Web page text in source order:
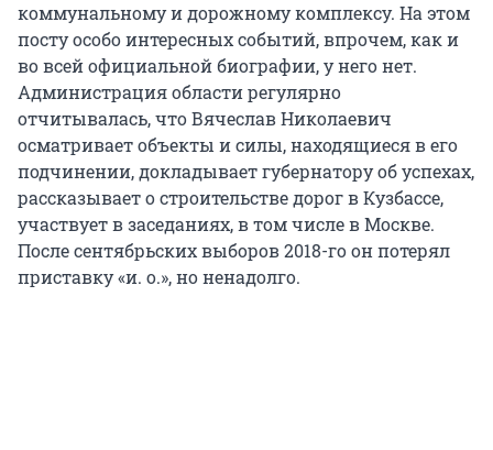
коммунальному и дорожному комплексу. На этом
посту особо интересных событий, впрочем, как и
во всей официальной биографии, у него нет.
Администрация области регулярно
отчитывалась, что Вячеслав Николаевич
осматривает объекты и силы, находящиеся в его
подчинении, докладывает губернатору об успехах,
рассказывает о строительстве дорог в Кузбассе,
участвует в заседаниях, в том числе в Москве.
После сентябрьских выборов 2018-го он потерял
приставку «и. о.», но ненадолго.